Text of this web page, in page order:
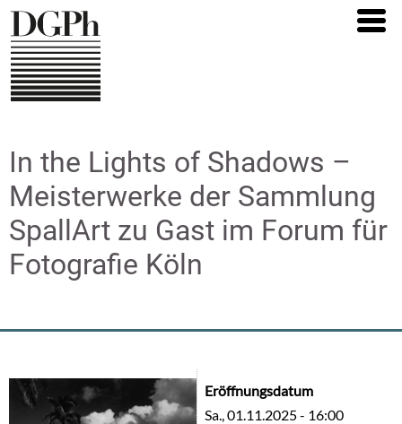
Direkt
zum
Inhalt
In the Lights of Shadows –
Meisterwerke der Sammlung
SpallArt zu Gast im Forum für
Fotografie Köln
Eröffnungsdatum
Sa., 01.11.2025 - 16:00